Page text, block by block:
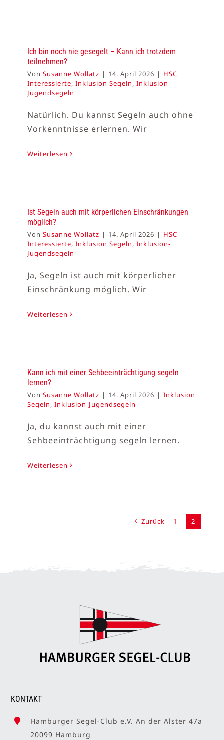
Ich bin noch nie gesegelt – Kann ich trotzdem
teilnehmen?
Von Susanne Wollatz | 14. April 2026 | HSC
Interessierte, Inklusion Segeln, Inklusion-
Jugendsegeln
Natürlich. Du kannst Segeln auch ohne
Vorkenntnisse erlernen. Wir
Weiterlesen
Ist Segeln auch mit körperlichen Einschränkungen
möglich?
Von Susanne Wollatz | 14. April 2026 | HSC
Interessierte, Inklusion Segeln, Inklusion-
Jugendsegeln
Ja, Segeln ist auch mit körperlicher
Einschränkung möglich. Wir
Weiterlesen
Kann ich mit einer Sehbeeinträchtigung segeln
lernen?
Von Susanne Wollatz | 14. April 2026 | Inklusion
Segeln, Inklusion-Jugendsegeln
Ja, du kannst auch mit einer
Sehbeeinträchtigung segeln lernen.
Weiterlesen
Zurück 1 2
KONTAKT
Hamburger Segel-Club e.V. An der Alster 47a
20099 Hamburg